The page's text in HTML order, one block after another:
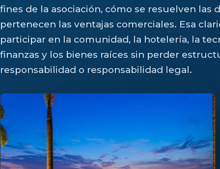
fines de la asociación, cómo se resuelven las
pertenecen las ventajas comerciales. Esa
participar en la comunidad, la hotelería, la
finanzas y los bienes raíces sin perder
responsabilidad o responsabilidad legal.